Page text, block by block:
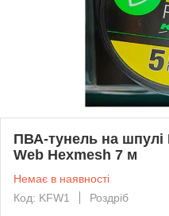
ПВА-тунель на
Web Hexmesh 7 м
Немає в наявності
Код: KFW1
Роздріб